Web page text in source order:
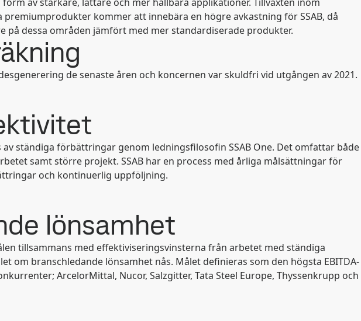
kommer att innebära en högre avkastning för SSAB, då
på dessa områden jämfört med mer standardiserade produkter.
de senaste åren och koncernen var skuldfri vid utgången av 2021.
ständiga förbättringar genom ledningsfilosofin SSAB One. Det omfattar både
samt större projekt. SSAB har en process med årliga målsättningar för
och kontinuerlig uppföljning.
lönsamhet
tillsammans med effektiviseringsvinsterna från arbetet med ständiga
om branschledande lönsamhet nås. Målet definieras som den högsta EBITDA-
ArcelorMittal, Nucor, Salzgitter, Tata Steel Europe, Thyssenkrupp och